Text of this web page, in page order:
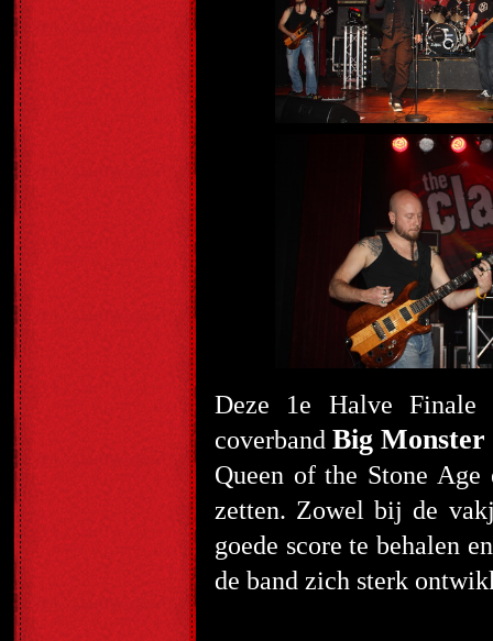
Deze 1e Halve Finale
coverband Big Monster
Queen of the Stone
zetten. Zowel bij de
goede score te behalen
de band zich sterk